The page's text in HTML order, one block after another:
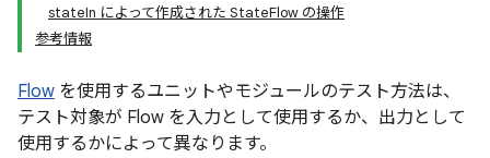
stateIn によって作成された StateFlow の操作
参考情報
Flow を使用するユニットやモジュールのテスト方法は、
テスト対象が Flow を入力として使用するか、出力として
使用するかによって異なります。